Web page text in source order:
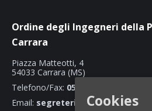
Ordine degli Ingegneri della
Carrara
Piazza Matteotti, 4
54033 Carrara (MS)
Telefono/Fax: 0585 70466
Email:
Cookies